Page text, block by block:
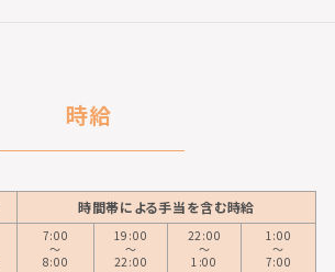
時給
時間帯による手当を含む時給
7:00
〜
8:00
19:00
〜
22:00
22:00
〜
1:00
1:00
〜
7:00